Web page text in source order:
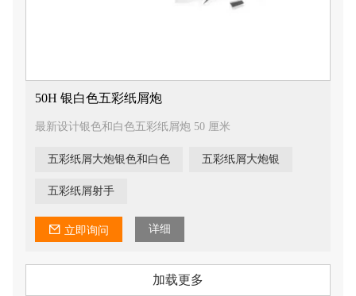
50H 银白色五彩纸屑炮
最新设计银色和白色五彩纸屑炮 50 厘米
五彩纸屑大炮银色和白色 五彩纸屑大炮银
五彩纸屑射手
立即询问 详细
加载更多